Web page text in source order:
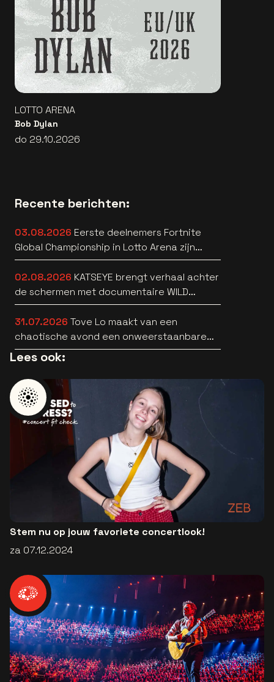
LOTTO ARENA
Bob Dylan
do 29.10.2026
Recente berichten:
03.08.2026 Eerste deelnemers Fortnite
Global Championship in Lotto Arena zijn
bekend
02.08.2026 KATSEYE brengt verhaal achter
de schermen met documentaire WILD
HEARTS [trailer]
31.07.2026 Tove Lo maakt van een
chaotische avond een onweerstaanbare
popsong
Lees ook:
Stem nu op jouw favoriete concertlook!
za 07.12.2024